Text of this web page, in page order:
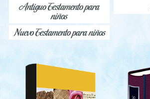
Antiguo Testamento para
niños
Nuevo Testamento para niños